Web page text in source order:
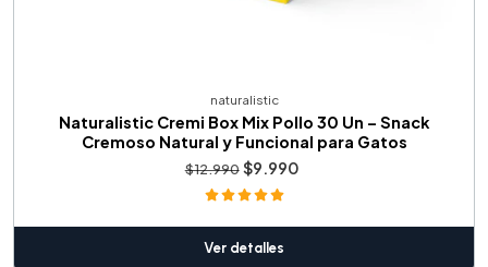
naturalistic
Naturalistic Cremi Box Mix Pollo 30 Un – Snack
Cremoso Natural y Funcional para Gatos
$12.990 $9.990
Ver detalles